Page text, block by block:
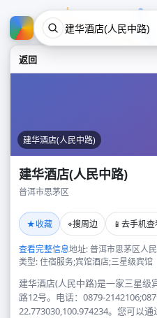
返回
建华酒店(人民中路)
建华酒店(人民中路)
普洱市思茅区
★收藏 ⌖搜周边 📱 去手机查
查看完整信息地址: 普洱市思茅区人
类型: 住宿服务;宾馆酒店;三星级宾馆
建华酒店(人民中路)是一家三星级
路12号。电话：0879-
22.773030,100.974234。您可以